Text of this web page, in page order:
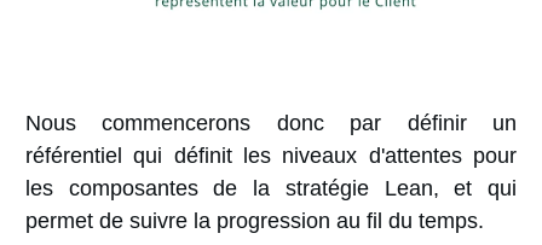
Nous commencerons donc par définir un
référentiel qui définit les niveaux d'attentes pour
les composantes de la stratégie Lean, et qui
permet de suivre la progression au fil du temps.